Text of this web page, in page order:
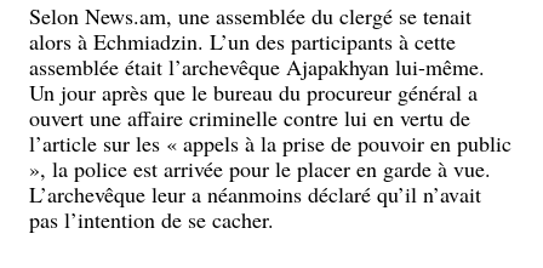
Selon News.am, une assemblée du clergé se tenait
alors à Echmiadzin. L’un des participants à cette
assemblée était l’archevêque Ajapakhyan lui-même.
Un jour après que le bureau du procureur général a
ouvert une affaire criminelle contre lui en vertu de
l’article sur les « appels à la prise de pouvoir en public
», la police est arrivée pour le placer en garde à vue.
L’archevêque leur a néanmoins déclaré qu’il n’avait
pas l’intention de se cacher.